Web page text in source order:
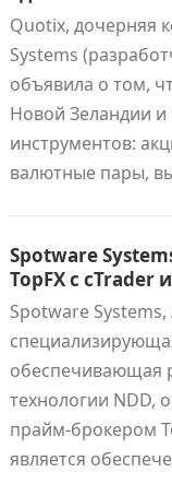
Quotix, дочерняя
Systems
объявила о том,
Новой Зеландии
инструментов:
валютные пары,
Spotware
TopFX с cTrader
Spotware
обеспечивающая
технологии NDD,
прайм-брокером
является